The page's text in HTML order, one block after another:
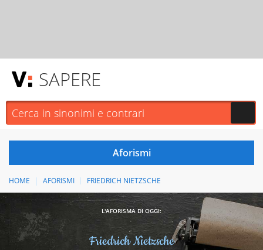
SAPERE
HOME AFORISMI FRIEDRICH NIETZSCHE
L'AFORISMA DI OGGI:
Friedrich Nietzsche